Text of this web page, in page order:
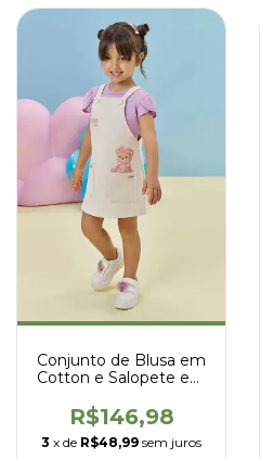
Conjunto de Blusa em
Cotton e Salopete em
Pelúcia - Kukiê - 95246
R$146,98
3 x de R$48,99 sem juros